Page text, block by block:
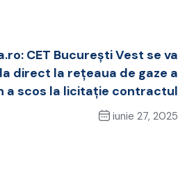
CET București Vest se va
direct la rețeaua de gaze a
a scos la licitație contractul
iunie 27, 2025